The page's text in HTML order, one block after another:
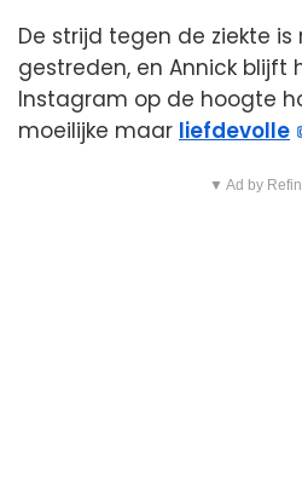
De strijd tegen de ziekte
gestreden, en Annick blijft
Instagram op de hoogte
moeilijke maar liefdevolle
▼ Ad by